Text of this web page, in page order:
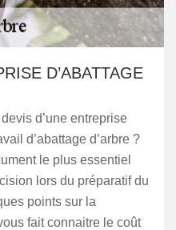
D’ABATTAGE
d’une entreprise
d’abattage d’arbre ?
le plus essentiel
lors du préparatif du
points sur la
fait connaitre le coût